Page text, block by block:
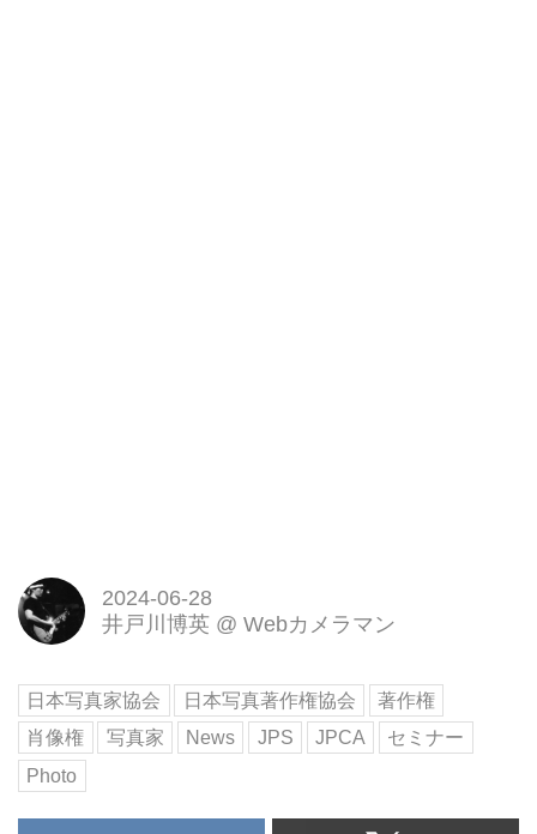
2024-06-28
井戸川博英 @ Webカメラマン
日本写真家協会 日本写真著作権協会
著作権
肖像権
写真家 News JPS JPCA
セミナー
Photo